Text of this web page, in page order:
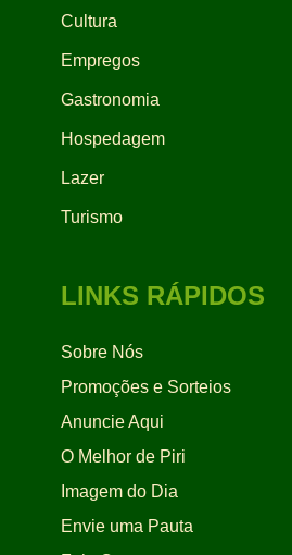
Cultura
Empregos
Gastronomia
Hospedagem
Lazer
Turismo
LINKS RÁPIDOS
Sobre Nós
Promoções e Sorteios
Anuncie Aqui
O Melhor de Piri
Imagem do Dia
Envie uma Pauta